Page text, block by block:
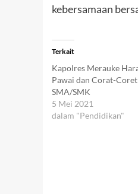
kebersamaan
Terkait
Kapolres Merauke
Pawai dan Corat-
SMA/SMK
5 Mei 2021
dalam "Pendidikan"